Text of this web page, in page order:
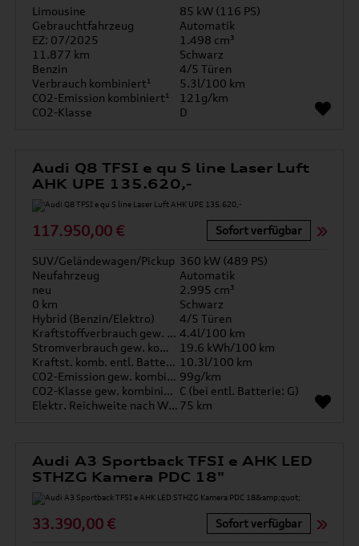
Limousine
85 kW (116 PS)
Gebrauchtfahrzeug
Automatik
EZ: 07/2025
1.498 cm³
11.877 km
Schwarz
Benzin
4/5 Türen
Verbrauch kombiniert¹
5.3l/100 km
CO2-Emission kombiniert¹
121g/km
CO2-Klasse
D
Audi Q8 TFSI e qu S line Laser Luft
AHK UPE 135.620,-
117.950,00 € Sofort verfügbar
SUV/Geländewagen/Pickup 360 kW (489 PS)
Neufahrzeug
Automatik
neu
2.995 cm³
0 km
Schwarz
Hybrid (Benzin/Elektro)
4/5 Türen
Kraftstoffverbrauch gew. kombiniert 4.4l/100 km
Stromverbrauch gew. kombiniert
19.6 kWh/100 km
Kraftst. komb. entl. Batterie 10.3l/100 km
CO2-Emission gew. kombiniert 99g/km
CO2-Klasse gew. kombiniert C (bei entl. Batterie: G)
Elektr. Reichweite nach WLTP* 75 km
Audi A3 Sportback TFSI e AHK LED
STHZG Kamera PDC 18"
33.390,00 € Sofort verfügbar